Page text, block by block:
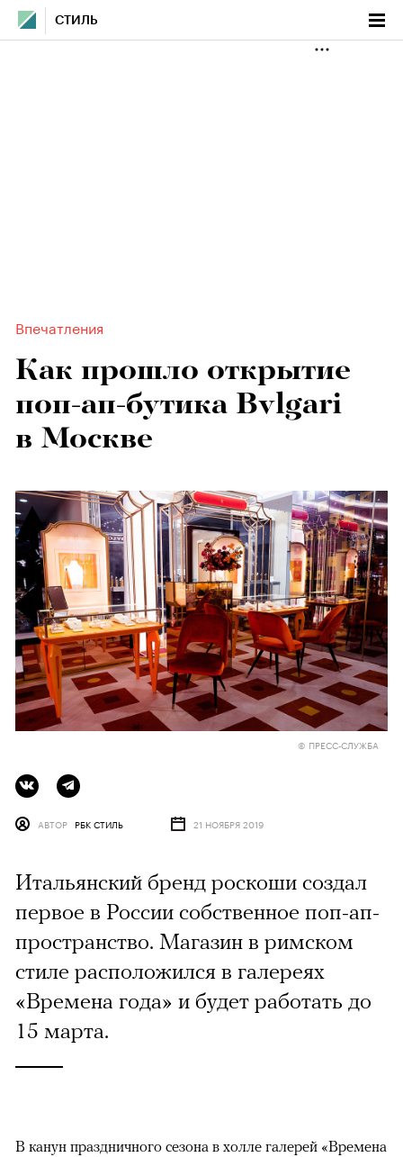
СТИЛЬ
Впечатления
Как прошло открытие
поп-ап-бутика Bvlgari
в Москве
© ПРЕСС-СЛУЖБА
АВТОР РБК СТИЛЬ 21 НОЯБРЯ 2019
Итальянский бренд роскоши создал
первое в России собственное поп-ап-
пространство. Магазин в римском
стиле расположился в галереях
«Времена года» и будет работать до
15 марта.
В канун праздничного сезона в холле галерей «Времена